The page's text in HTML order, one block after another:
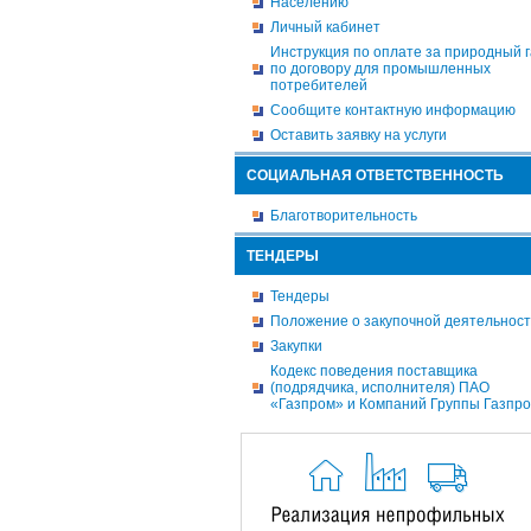
Личный кабинет
Инструкция по оплате за природный
по договору для промышленных
потребителей
Сообщите контактную информацию
Оставить заявку на услуги
СОЦИАЛЬНАЯ ОТВЕТСТВЕННОСТЬ
Благотворительность
ТЕНДЕРЫ
Тендеры
Положение о закупочной
Закупки
Кодекс поведения поставщика
(подрядчика, исполнителя) ПАО
«Газпром» и Компаний Группы